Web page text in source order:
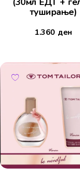
туширање)
1.360 ден